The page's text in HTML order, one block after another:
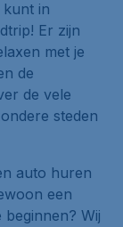
in
! Er zijn
met je
de
de vele
steden
auto huren
een
Wij